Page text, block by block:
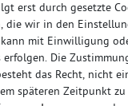
Store.de - Alle
MwSt. und zzgl.
erst durch gesetzte
die wir in den
mit Einwilligung
erfolgen. Die
das Recht, nicht
späteren Zeitpunkt zu